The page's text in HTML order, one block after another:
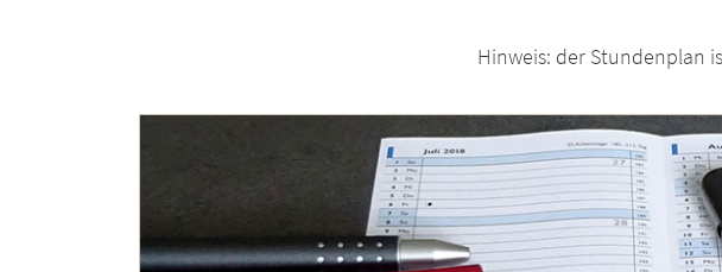
Hinweis: der Stundenplan